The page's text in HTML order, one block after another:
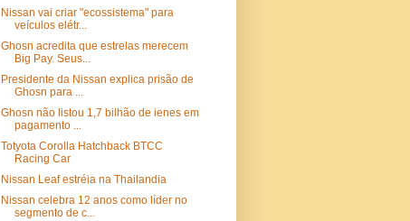
Nissan vai criar "ecossistema" para
veículos elétr...
Ghosn acredita que estrelas merecem
Big Pay. Seus...
Presidente da Nissan explica prisão de
Ghosn para ...
Ghosn não listou 1,7 bilhão de ienes em
pagamento ...
Totyota Corolla Hatchback BTCC
Racing Car
Nissan Leaf estréia na Thailandia
Nissan celebra 12 anos como líder no
segmento de c...